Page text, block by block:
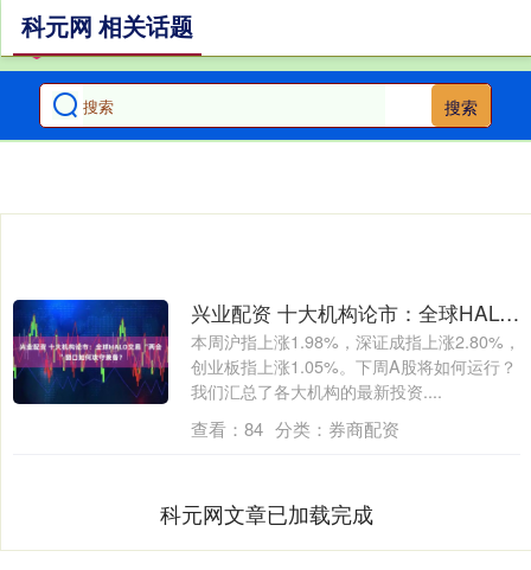
搜索
科元网 相关话题
兴业配资 十大机构论市：全球HALO交易 “两会”窗口如何攻守兼备？
本周沪指上涨1.98%，深证成指上涨2.80%，
创业板指上涨1.05%。下周A股将如何运行？
我们汇总了各大机构的最新投资....
查看： 84 分类： 券商配资
科元网文章已加载完成